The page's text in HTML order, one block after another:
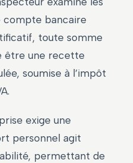
compte bancaire
toute somme
être une recette
soumise à l’impôt
exige une
personnel agit
permettant de